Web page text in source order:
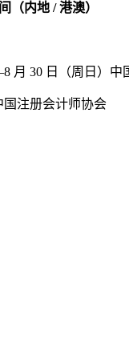
（内地 / 港澳）
月 30 日（周日）中
国注册会计师协会